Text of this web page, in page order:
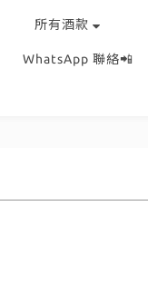
所有酒款
WhatsApp 聯絡📲